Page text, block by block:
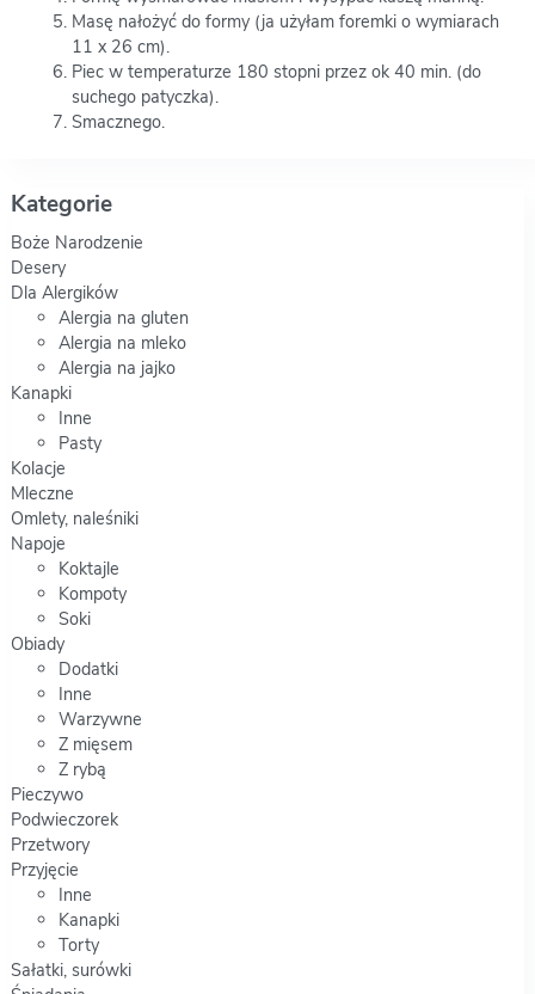
Masę nałożyć do formy (ja użyłam foremki o wymiarach
11 x 26 cm).
Piec w temperaturze 180 stopni przez ok 40 min. (do
suchego patyczka).
Smacznego.
Kategorie
Boże Narodzenie
Desery
Dla Alergików
Alergia na gluten
Alergia na mleko
Alergia na jajko
Kanapki
Inne
Pasty
Kolacje
Mleczne
Omlety, naleśniki
Napoje
Koktajle
Kompoty
Soki
Obiady
Dodatki
Inne
Warzywne
Z mięsem
Z rybą
Pieczywo
Podwieczorek
Przetwory
Przyjęcie
Inne
Kanapki
Torty
Sałatki, surówki